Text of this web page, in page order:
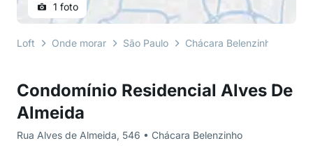
Condomínio Residencial Alves De
Almeida
Rua Alves de Almeida, 546 • Chácara Belenzinho
1 foto
Loft Onde morar São Paulo Chácara Belenzinho